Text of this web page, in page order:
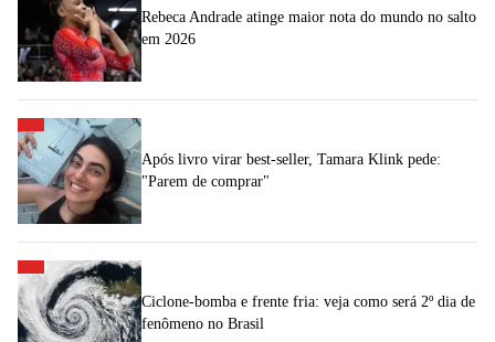
Rebeca Andrade atinge maior nota do mundo no salto
em 2026
Após livro virar best-seller, Tamara Klink pede:
"Parem de comprar"
Ciclone-bomba e frente fria: veja como será 2º dia de
fenômeno no Brasil